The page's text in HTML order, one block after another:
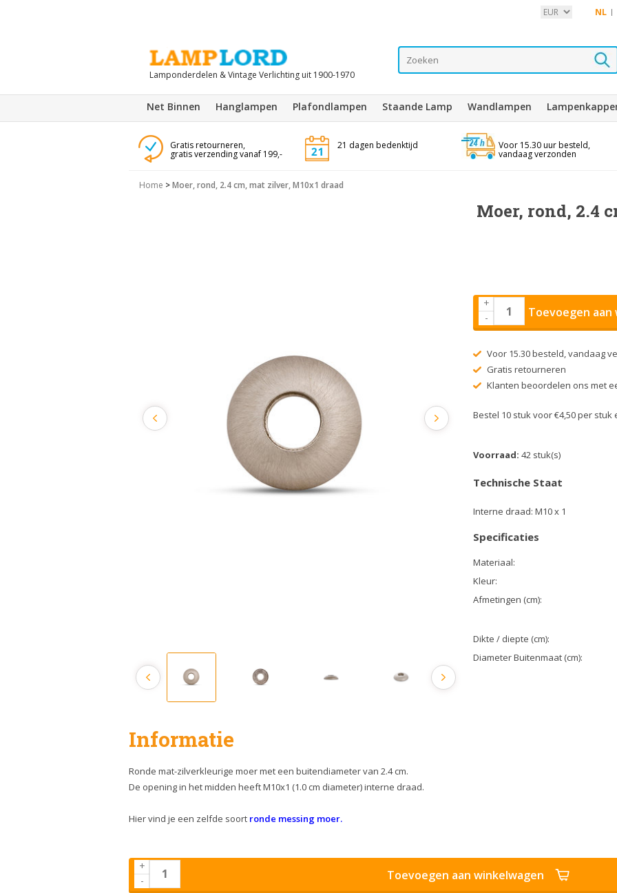
NL
Lamponderdelen & Vintage Verlichting uit 1900-1970
Net Binnen Hanglampen Plafondlampen Staande Lamp Wandlampen
Gratis retourneren,
gratis verzending vanaf 199,-
21 dagen bedenktijd Voor 15.30 uur besteld,
vandaag verzonden
Home >Moer, rond, 2.4 cm, mat zilver, M10x1 draad
Moer, rond, 2.4
+
-
Toevoegen aan
Voor 15.30 besteld, vandaag
Gratis retourneren
Klanten beoordelen ons met
Bestel 10 stuk voor €4,50 per stuk
Voorraad: 42 stuk(s)
Technische Staat
Interne draad: M10 x 1
Specificaties
Materiaal:
Kleur:
Afmetingen (cm):
Dikte / diepte (cm):
Diameter Buitenmaat (cm):
Informatie
Ronde mat-zilverkleurige moer met een buitendiameter van 2.4 cm.
De opening in het midden heeft M10x1 (1.0 cm diameter) interne draad.
Hier vind je een zelfde soort ronde messing moer.
+
-
Toevoegen aan winkelwagen